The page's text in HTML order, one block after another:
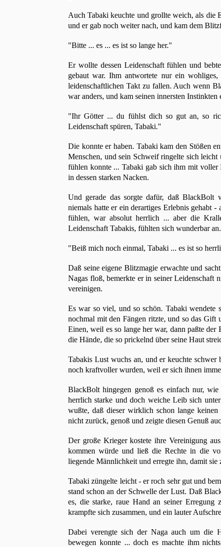
Auch Tabaki keuchte und grollte weich, als die
und er gab noch weiter nach, und kam dem
"Bitte ... es ... es ist so lange her."
Er wollte dessen Leidenschaft fühlen und
gebaut war. Ihm antwortete nur ein
leidenschaftlichen Takt zu fallen. Auch wenn
war anders, und kam seinen innersten Instinkten
"Ihr Götter ... du fühlst dich so gut an, so
Leidenschaft spüren, Tabaki."
Die konnte er haben. Tabaki kam den Stößen
Menschen, und sein Schweif ringelte sich
fühlen konnte ... Tabaki gab sich ihm mit
in dessen starken Nacken.
Und gerade das sorgte dafür, daß BlackBolt
niemals hatte er ein derartiges Erlebnis gehabt
fühlen, war absolut herrlich ... aber die
Leidenschaft Tabakis, fühlten sich wunderbar an.
"Beiß mich noch einmal, Tabaki ... es ist so
Daß seine eigene Blitzmagie erwachte und
Nagas floß, bemerkte er in seiner Leidenschaft
vereinigen.
Es war so viel, und so schön. Tabaki
nochmal mit den Fängen ritzte, und so das
Einen, weil es so lange her war, dann paßte
die Hände, die so prickelnd über seine Haut
Tabakis Lust wuchs an, und er keuchte schwer
noch kraftvoller wurden, weil er sich ihnen
BlackBolt hingegen genoß es einfach nur,
herrlich starke und doch weiche Leib sich
wußte, daß dieser wirklich schon lange
nicht zurück, genoß und zeigte diesen Genuß
Der große Krieger kostete ihre Vereinigung
kommen würde und ließ die Rechte in die
liegende Männlichkeit und erregte ihn, damit sie
Tabaki züngelte leicht - er roch sehr gut und
stand schon an der Schwelle der Lust. Daß
es, die starke, raue Hand an seiner
krampfte sich zusammen, und ein lauter
Dabei verengte sich der Naga auch um die
bewegen konnte ... doch es machte ihm